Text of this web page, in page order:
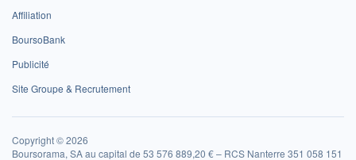
Affiliation
BoursoBank
Publicité
Site Groupe & Recrutement
Copyright © 2026
Boursorama, SA au capital de 53 576 889,20 € – RCS Nanterre 351 058 151